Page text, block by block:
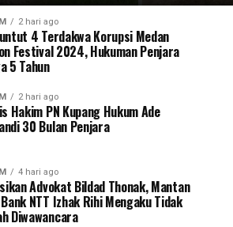
2 hari ago
4 Terdakwa Korupsi Medan
Festival 2024, Hukuman Penjara
5 Tahun
2 hari ago
Hakim PN Kupang Hukum Ade
30 Bulan Penjara
4 hari ago
Advokat Bildad Thonak, Mantan
NTT Izhak Rihi Mengaku Tidak
Diwawancara